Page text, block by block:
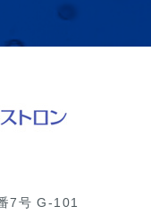
7号 G-101